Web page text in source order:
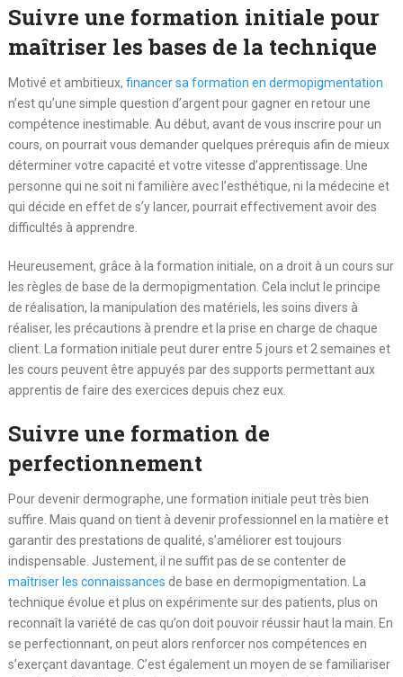
Suivre une formation initiale pour
maîtriser les bases de la technique
Motivé et ambitieux, financer sa formation en dermopigmentation
n’est qu’une simple question d’argent pour gagner en retour une
compétence inestimable. Au début, avant de vous inscrire pour un
cours, on pourrait vous demander quelques prérequis afin de mieux
déterminer votre capacité et votre vitesse d’apprentissage. Une
personne qui ne soit ni familière avec l’esthétique, ni la médecine et
qui décide en effet de s’y lancer, pourrait effectivement avoir des
difficultés à apprendre.
Heureusement, grâce à la formation initiale, on a droit à un cours sur
les règles de base de la dermopigmentation. Cela inclut le principe
de réalisation, la manipulation des matériels, les soins divers à
réaliser, les précautions à prendre et la prise en charge de chaque
client. La formation initiale peut durer entre 5 jours et 2 semaines et
les cours peuvent être appuyés par des supports permettant aux
apprentis de faire des exercices depuis chez eux.
Suivre une formation de
perfectionnement
Pour devenir dermographe, une formation initiale peut très bien
suffire. Mais quand on tient à devenir professionnel en la matière et
garantir des prestations de qualité, s’améliorer est toujours
indispensable. Justement, il ne suffit pas de se contenter de
maîtriser les connaissances de base en dermopigmentation. La
technique évolue et plus on expérimente sur des patients, plus on
reconnaît la variété de cas qu’on doit pouvoir réussir haut la main. En
se perfectionnant, on peut alors renforcer nos compétences en
s’exerçant davantage. C’est également un moyen de se familiariser